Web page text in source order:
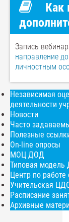
Как
Запись
направление
личностным
Независимая
деятельности
Новости
Часто
Полезные
On-line опросы
МОЦ ДОД
Типовая
Центр по
Учительская
Расписание
Архивные